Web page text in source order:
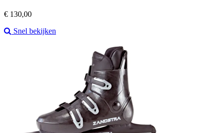
Prijs
€ 130,00
Snel bekijken